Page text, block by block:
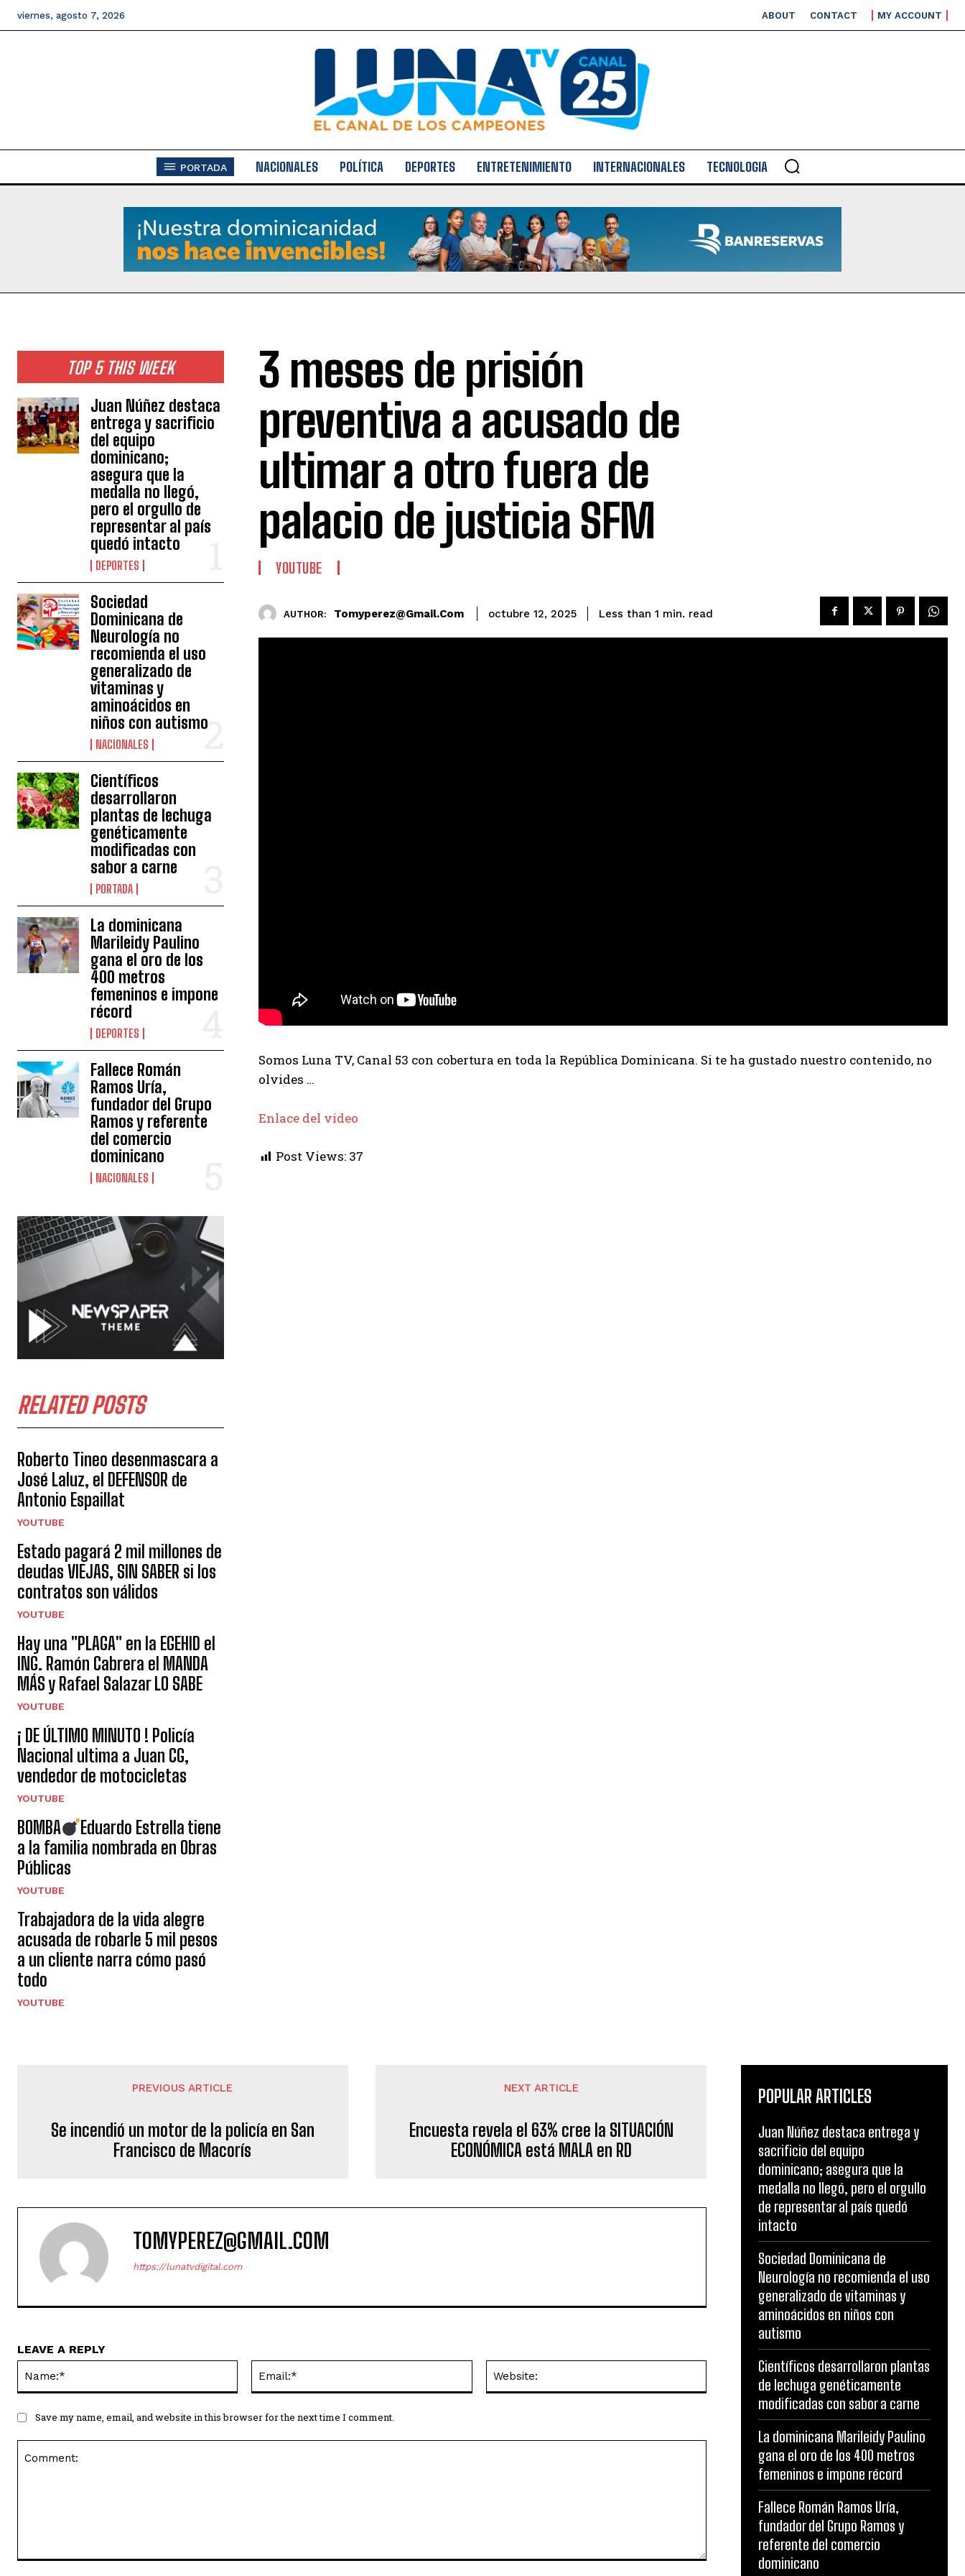
viernes, agosto 7, 2026 ABOUT CONTACT MY ACCOUNT
PORTADA NACIONALES POLÍTICA DEPORTES ENTRETENIMIENTO INTERNACIONALES TECNOLOGIA
TOP 5 THIS WEEK
Juan Núñez destaca
entrega y sacrificio
del equipo
dominicano;
asegura que la
medalla no llegó,
pero el orgullo de
representar al país
quedó intacto
DEPORTES
Sociedad
Dominicana de
Neurología no
recomienda el uso
generalizado de
vitaminas y
aminoácidos en
niños con autismo
NACIONALES
Científicos
desarrollaron
plantas de lechuga
genéticamente
modificadas con
sabor a carne
PORTADA
La dominicana
Marileidy Paulino
gana el oro de los
400 metros
femeninos e impone
récord
DEPORTES
Fallece Román
Ramos Uría,
fundador del Grupo
Ramos y referente
del comercio
dominicano
NACIONALES
RELATED POSTS
Roberto Tineo desenmascara a
José Laluz, el DEFENSOR de
Antonio Espaillat
YOUTUBE
Estado pagará 2 mil millones de
deudas VIEJAS, SIN SABER si los
contratos son válidos
YOUTUBE
Hay una "PLAGA" en la EGEHID el
ING. Ramón Cabrera el MANDA
MÁS y Rafael Salazar LO SABE
YOUTUBE
¡ DE ÚLTIMO MINUTO ! Policía
Nacional ultima a Juan CG,
vendedor de motocicletas
YOUTUBE
BOMBA
Eduardo Estrella tiene
a la familia nombrada en Obras
Públicas
YOUTUBE
Trabajadora de la vida alegre
acusada de robarle 5 mil pesos
a un cliente narra cómo pasó
todo
YOUTUBE
3 meses de prisión
preventiva a acusado de
ultimar a otro fuera de
palacio de justicia SFM
YOUTUBE
AUTHOR: Tomyperez@gmail.com octubre 12, 2025 Less than 1 min. read
Somos Luna TV, Canal 53 con cobertura en toda la República Dominicana. Si te ha gustado nuestro contenido, no
olvides …
Enlace del video
Post Views: 37
PREVIOUS ARTICLE
Se incendió un motor de la policía en San
Francisco de Macorís
NEXT ARTICLE
Encuesta revela el 63% cree la SITUACIÓN
ECONÓMICA está MALA en RD
TOMYPEREZ@GMAIL.COM
https://lunatvdigital.com
LEAVE A REPLY
Save my name, email, and website in this browser for the next time I comment.
POPULAR ARTICLES
Juan Núñez destaca entrega y
sacrificio del equipo
dominicano; asegura que la
medalla no llegó, pero el orgullo
de representar al país quedó
intacto
Sociedad Dominicana de
Neurología no recomienda el uso
generalizado de vitaminas y
aminoácidos en niños con
autismo
Científicos desarrollaron plantas
de lechuga genéticamente
modificadas con sabor a carne
La dominicana Marileidy Paulino
gana el oro de los 400 metros
femeninos e impone récord
Fallece Román Ramos Uría,
fundador del Grupo Ramos y
referente del comercio
dominicano